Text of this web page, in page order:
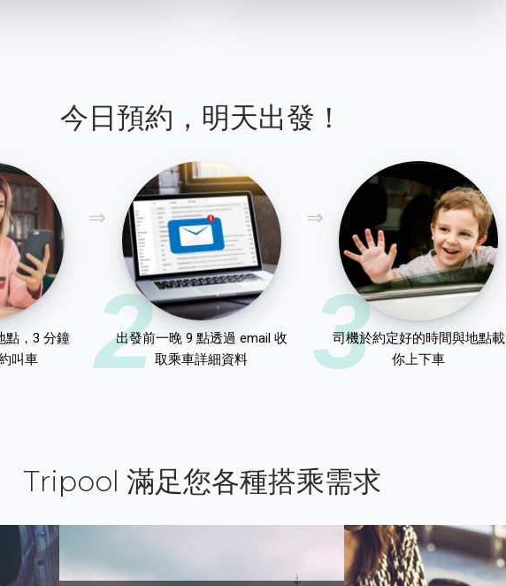
今日預約，明天出發！
點，3 分鐘
叫車
2
出發前一晚 9 點透過 email 收
取乘車詳細資料
3
司機於約定好的時間與地點載
你上下車
Tripool 滿足您各種搭乘需求